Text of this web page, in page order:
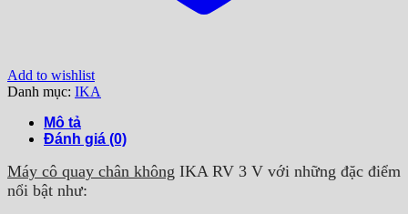
Add to wishlist
Danh mục: IKA
Mô tả
Đánh giá (0)
Máy cô quay chân không IKA RV 3 V với những đặc điểm
nổi bật như: